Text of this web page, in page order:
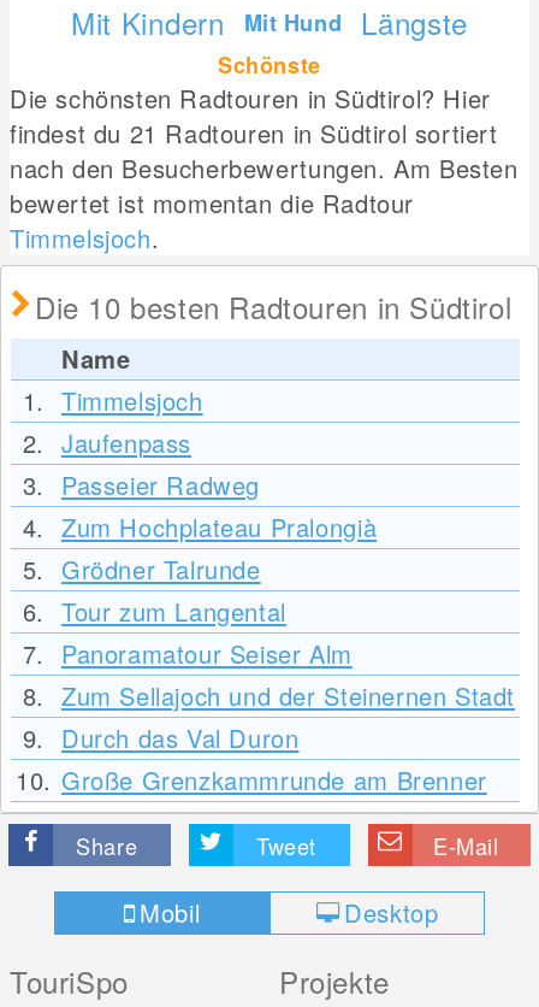
Mit Kindern
Mit Hund Längste
Schönste
Die schönsten Radtouren in Südtirol? Hier
findest du 21 Radtouren in Südtirol sortiert
nach den Besucherbewertungen. Am Besten
bewertet ist momentan die Radtour
Timmelsjoch.
Die 10 besten Radtouren in Südtirol
Name
1. Timmelsjoch
2. Jaufenpass
3.
Passeier Radweg
4. Zum Hochplateau Pralongià
5.
Grödner Talrunde
6. Tour zum Langental
7.
Panoramatour Seiser Alm
8. Zum Sellajoch und der Steinernen Stadt
9.
Durch das Val Duron
10. Große Grenzkammrunde am Brenner
Share Tweet E-Mail
Mobil Desktop
TouriSpo Projekte